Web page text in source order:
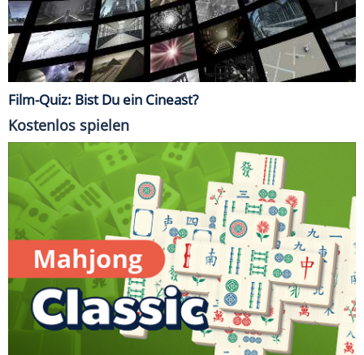
Film-Quiz: Bist Du ein Cineast?
Kostenlos spielen